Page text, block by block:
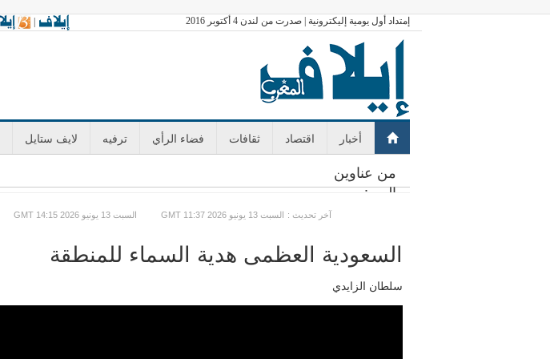
إمتداد أول يومية إليكترونية | صدرت من لندن 4 أكتوبر 2016 |
أخبار اقتصاد ثقافات فضاء الرأي ترفيه لايف ستايل
من عناوين
اليوم:
GMT السبت 13 يونيو 2026 14:15 GMT السبت 13 يونيو 2026 11:37 : آخر تحديث
السعودية العظمى هدية السماء للمنطقة
سلطان الزايدي